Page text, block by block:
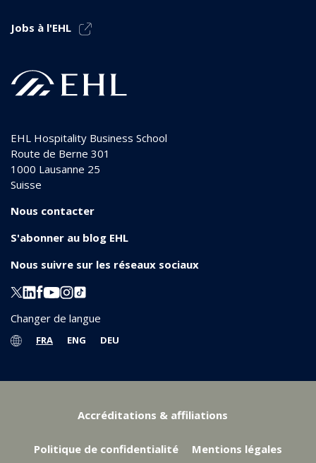
Jobs à l'EHL
EHL Hospitality Business School
Route de Berne 301
1000 Lausanne 25
Suisse
Nous contacter
S'abonner au blog EHL
Nous suivre sur les réseaux sociaux
Changer de langue
FRA ENG DEU
Accréditations & affiliations
Politique de confidentialité Mentions légales